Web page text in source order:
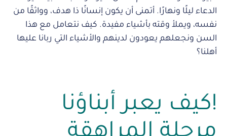
الدعاء ليلًا ونهارًا. أتمنى أن يكون إنسانًا ذا هدف، وواثقًا من
نفسه، ويملأ وقته بأشياء مفيدة. كيف نتعامل مع هذا
السن ونجعلهم يعودون لدينهم والأشياء التي ربانا عليها
أهلنا؟
!كيف يعبر أبناؤنا